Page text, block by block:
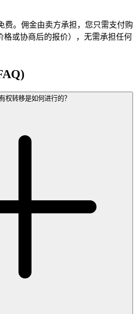
费。佣金由卖方承担，您只需支付购
格或协商后的报价），无需承担任何
权转移是如何进行的？